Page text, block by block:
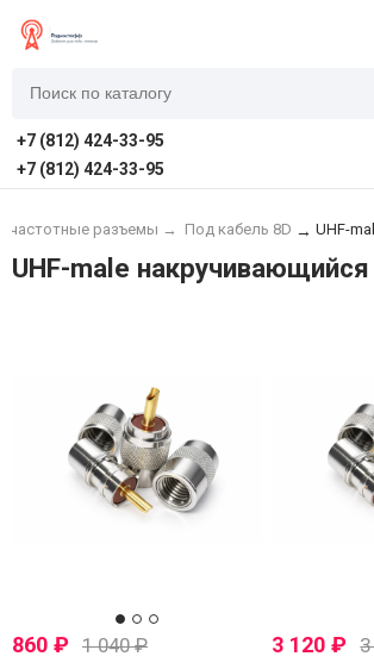
+7 (812) 424-33-95
+7 (812) 424-33-95
разъемы → Под кабель 8D → UHF-
UHF-male накручивающийся
860 ₽ 1 040₽ 3 120₽